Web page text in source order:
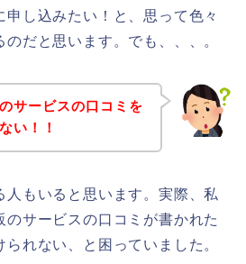
申し込みたい！と、思って色々
だと思います。でも、、、。
サービスの口コミを
い！！
人もいると思います。実際、私
のサービスの口コミが書かれた
れない、と困っていました。